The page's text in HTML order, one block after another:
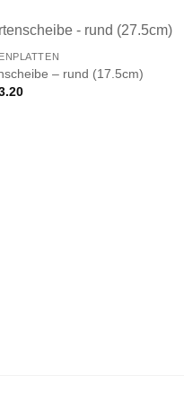
– rund (17.5cm)